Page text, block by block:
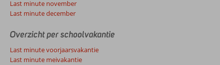
Last minute november
Last minute december
Overzicht per schoolvakantie
Last minute voorjaarsvakantie
Last minute meivakantie